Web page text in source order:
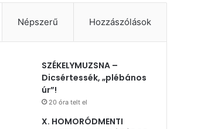
Népszerű Hozzászólások
SZÉKELYMUZSNA –
Dicsértessék, „plébános
úr”!
20 óra telt el
X. HOMORÓDMENTI